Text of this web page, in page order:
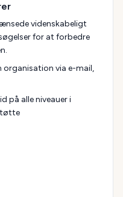
videnskabeligt
for at forbedre
organisation via e-mail,
på alle niveauer i